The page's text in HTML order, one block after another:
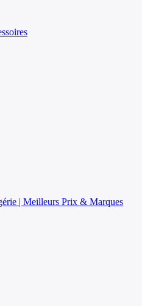
| Meilleurs Prix & Marques